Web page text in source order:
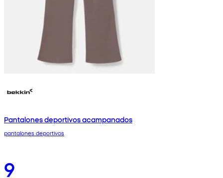
Pantalones deportivos acampanados
pantalones deportivos
9